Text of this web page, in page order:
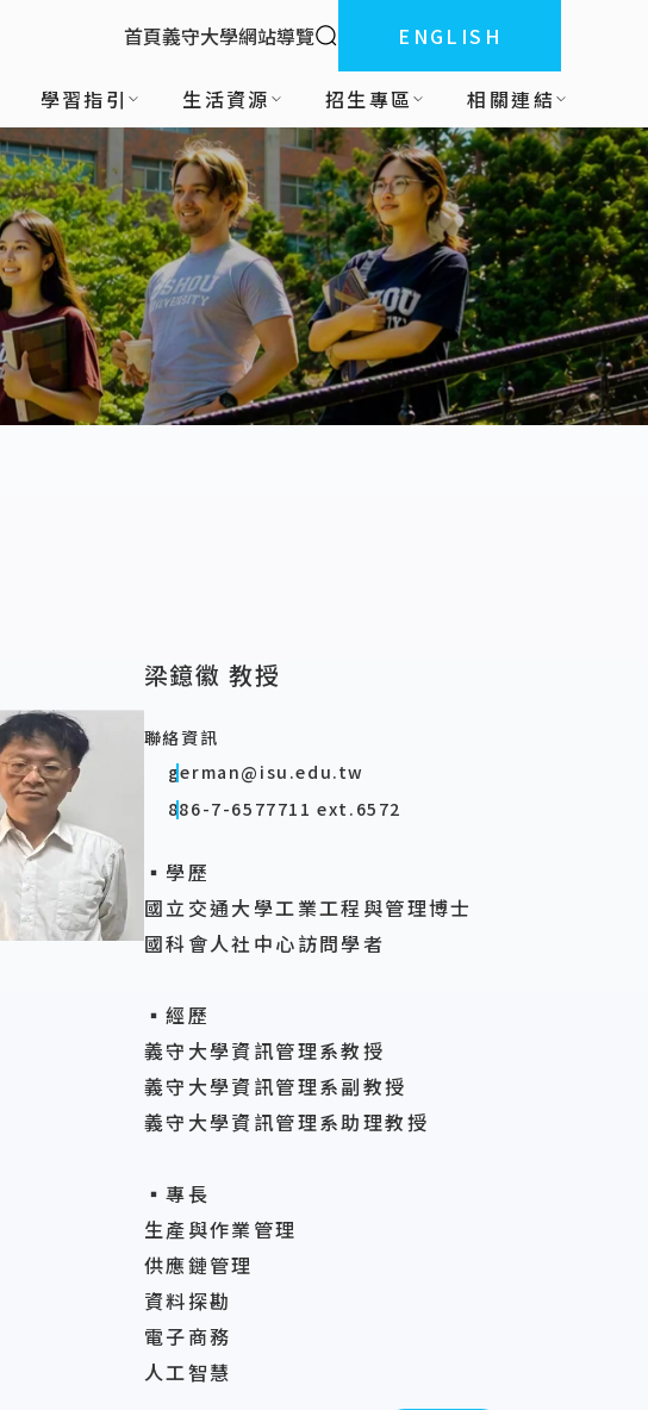
:::
首頁義守大學網站導覽 全站搜索ENGLISH
學習指引 生活資源 招生專區 相關連結
梁鐿徽 教授
聯絡資訊
german@isu.edu.tw
886-7-6577711 ext.6572
▪學歷
國立交通大學工業工程與管理博士
國科會人社中心訪問學者
▪經歷
義守大學資訊管理系教授
義守大學資訊管理系副教授
義守大學資訊管理系助理教授
▪專長
生產與作業管理
供應鏈管理
資料探勘
電子商務
人工智慧